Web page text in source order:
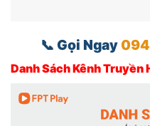
📞 Gọi Ngay
Danh Sách Kênh Truyền